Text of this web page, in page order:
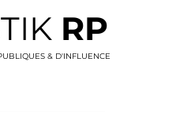
RP
& D'INFLUENCE